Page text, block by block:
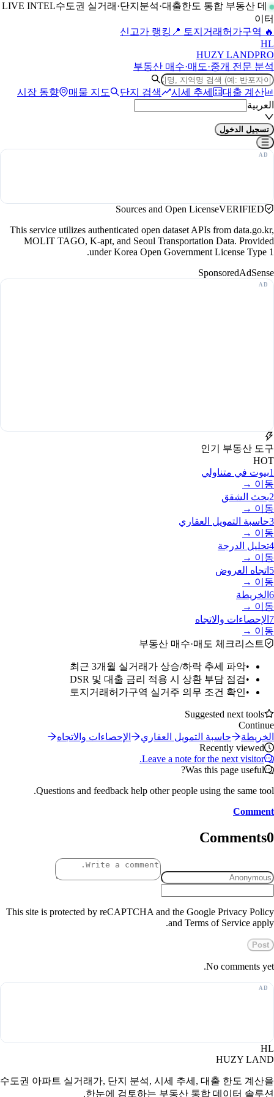
LIVE INTEL
수도권 실거래·단지분석·대출한도 통합 부동산 데
이터
🔥 신고가 랭킹
📍 토지거래허가구역
HL
HUZY LANDPRO
부동산 매수·매도·중개 전문 분석
시장 동향 매물 지도 단지 검색 시세 추세
대출 계산
العربية
تسجيل الدخول
Sources and Open LicenseVERIFIED
This service utilizes authenticated open dataset APIs from data.go.kr,
MOLIT TAGO, K-apt, and Seoul Transportation Data. Provided
under Korea Open Government License Type 1.
SponsoredAdSense
인기 부동산 도구
HOT
1بيوت في متناولي
이동 →
2بحث الشقق
이동 →
3حاسبة التمويل العقاري
이동 →
4تحليل الدرجة
이동 →
5 اتجاه العروض
이동 →
6 الخريطة
이동 →
7 الإحصاءات والاتجاه
이동 →
부동산 매수·매도 체크리스트
•
최근 3개월 실거래가 상승/하락 추세 파악
•
DSR 및 대출 금리 적용 시 상환 부담 점검
•
토지거래허가구역 실거주 의무 조건 확인
Suggested next tools
Continue
الخريطة
حاسبة التمويل العقاري
الإحصاءات والاتجاه
Recently viewed
Leave a note for the next visitor.
Was this page useful?
Questions and feedback help other people using the same tool.
Comment
Comments0
This site is protected by reCAPTCHA and the Google Privacy Policy
and Terms of Service apply.
Post
No comments yet.
HL
HUZY LAND
수도권 아파트 실거래가, 단지 분석, 시세 추세, 대출 한도 계산을
한눈에 검토하는 부동산 통합 데이터 솔루션.